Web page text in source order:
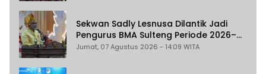
Sekwan Sadly Lesnusa Dilantik Jadi
Pengurus BMA Sulteng Periode 2026–
2031
Jumat, 07 Agustus 2026 - 14:09 WITA